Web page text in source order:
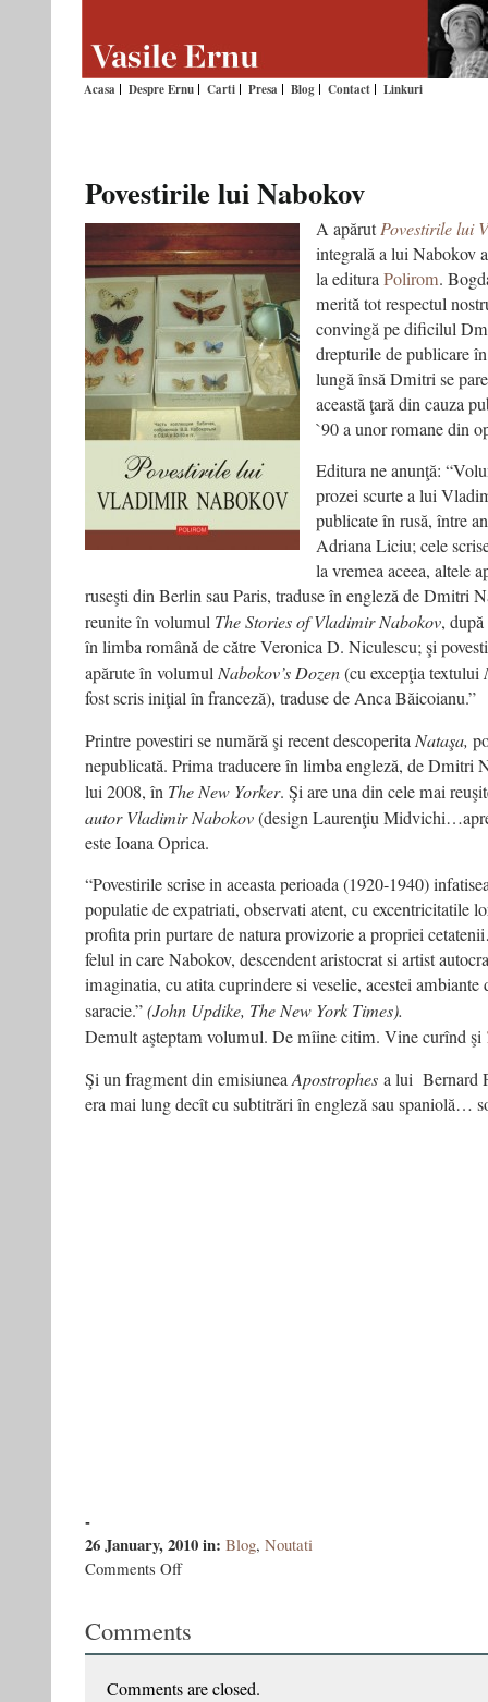
Acasa Despre Ernu Carti Presa Blog Contact Linkuri
Povestirile lui Nabokov
A apărutPovestirile lui
integrală a lui Nabokov
la edituraPolirom.
merită tot respectul
convingă pe dificilul
drepturile de publicare
lungă însă Dmitri se
această ţară din cauza
`90 a unor romane din
Editura ne anunţă:
prozei scurte a lui
publicate în rusă, între
Adriana Liciu; cele
la vremea aceea, altele
ruseşti din Berlin sau Paris, traduse în engleză de Dmitri
reunite în volumul The Stories of Vladimir Nabokov,
în limba română de către Veronica D. Niculescu; şi
apărute în volumul Nabokov’s Dozen(cu excepţia textului
fost scris iniţial în franceză), traduse de Anca Băicoianu.”
Printre povestiri se numără şi recent descoperita Nataşa,
nepublicată. Prima traducere în limba engleză, de Dmitri
lui 2008, în The New Yorker. Şi are una din cele mai
autor Vladimir Nabokov(design Laurenţiu
este Ioana Oprica.
“Povestirile scrise in aceasta perioada (1920-1940)
populatie de expatriati, observati atent, cu excentricitatile
profita prin purtare de natura provizorie a propriei
felul in care Nabokov, descendent aristocrat si artist
imaginatia, cu atita cuprindere si veselie, acestei
saracie.”(John Updike, The New York Times).
Demult aşteptam volumul. De mîine citim. Vine curînd şi
Şi un fragment din emisiuneaApostrophes a lui Bernard
era mai lung decît cu subtitrări în engleză sau spaniolă…
-
26 January, 2010in: Blog, Noutati
Comments Offon
Comments
Comments are closed.